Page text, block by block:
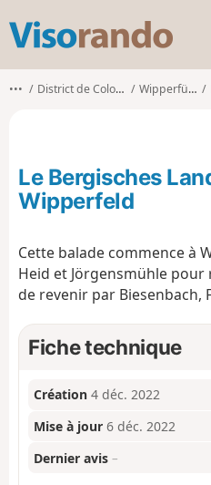
s
o
o
••• District de Cologne Wipperfürth
Le Bergisches
Wipperfeld
Cette balade commence à
Heid et Jörgensmühle
de revenir par Biesenbach,
Fiche technique
Création 4 déc. 2022
Mise à jour 6 déc. 2022
Dernier avis –